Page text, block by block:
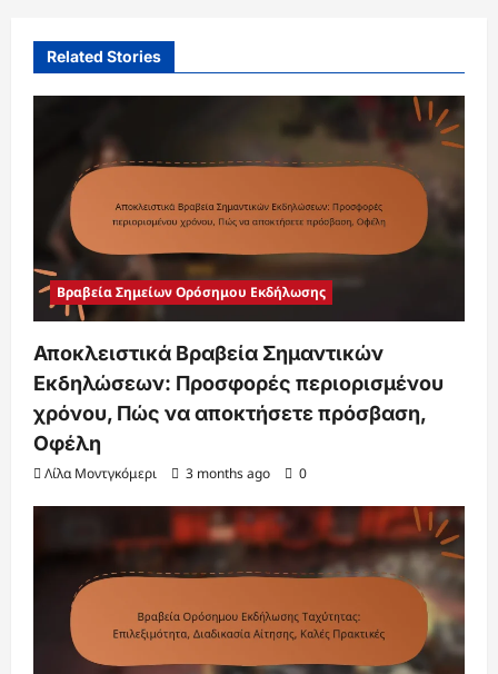
Related Stories
Βραβεία Σημείων Ορόσημου Εκδήλωσης
Αποκλειστικά Βραβεία Σημαντικών
Εκδηλώσεων: Προσφορές περιορισμένου
χρόνου, Πώς να αποκτήσετε πρόσβαση,
Οφέλη
Λίλα Μοντγκόμερι 3 months ago 0